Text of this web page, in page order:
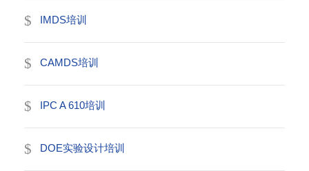
IMDS培训
CAMDS培训
IPC A 610培训
DOE实验设计培训